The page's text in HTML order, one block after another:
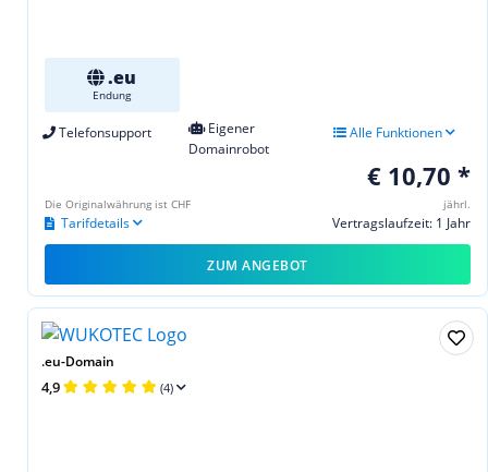
.eu
Endung
Telefonsupport
Eigener
Domainrobot
Alle Funktionen
€ 10,70 *
jährl.
Vertragslaufzeit: 1 Jahr
Tarifdetails
Die Originalwährung ist CHF
ZUM ANGEBOT
.eu-Domain
4,9 (4)